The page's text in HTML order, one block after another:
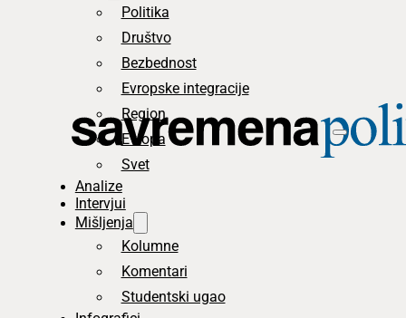
Politika
Društvo
Bezbednost
Evropske integracije
Region
Evropa
Svet
Analize
Intervjui
Mišljenja
Kolumne
Komentari
Studentski ugao